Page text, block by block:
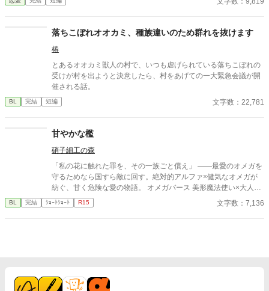
が子と対面するが…というお話。
落ちこぼれオオカミ、種族違いのため群れを抜けます
椿
とあるオオカミ獣人の村で、いつも虐げられている落ちこぼれの
受けが村を出ようと決意したら、村をあげての一大緊急会議が開
催される話。
BL 完結 短編 文字数：22,781
甘やかな檻
硝子細工の森
「私の花に触れた罪を、その一族ごと償え」 ――最愛のオメガを
守るためなら国すら敵に回す。絶対的アルファ×健気なオメガが
紡ぐ、甘く危険な愛の物語。 オメガバース 美形魔法使い×大人し
い異世界転移者元司書 魔法世界×獣人世界
BL 完結 ｼｮｰﾄｼｮｰﾄ R15 文字数：7,136